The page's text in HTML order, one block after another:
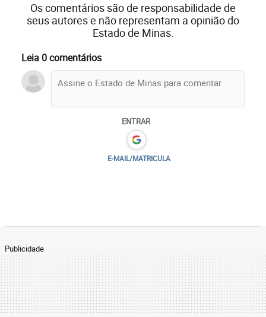
Os comentários são de responsabilidade de
seus autores e não representam a opinião do
Estado de Minas.
Leia 0 comentários
ENTRAR
E-MAIL/MATRICULA
Publicidade